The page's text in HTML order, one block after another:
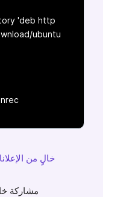
'deb http
ubuntu
خالٍ من
مشاركة